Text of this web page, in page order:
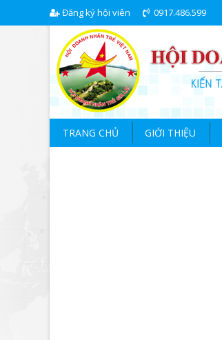
Đăng ký hội viên 0917.486.599
TRANG CHỦ GIỚI THIỆU